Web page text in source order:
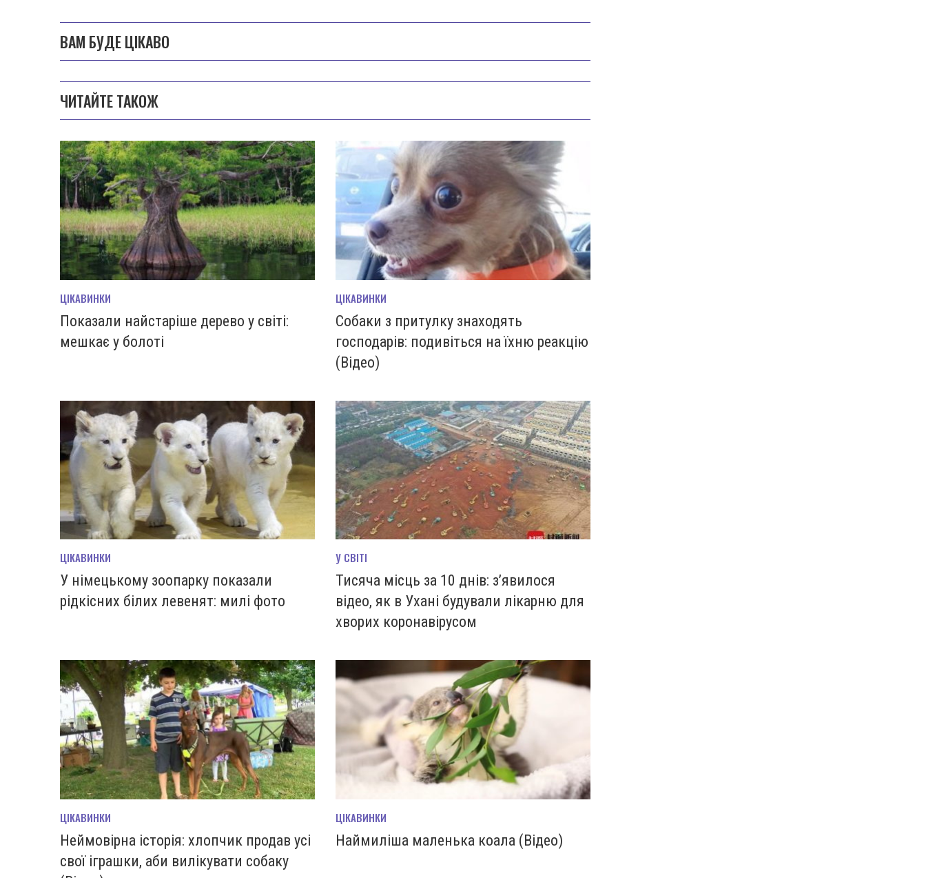
ВАМ БУДЕ ЦІКАВО
ЧИТАЙТЕ ТАКОЖ
ЦІКАВИНКИ
Показали найстаріше дерево у світі:
мешкає у болоті
ЦІКАВИНКИ
Собаки з притулку знаходять
господарів: подивіться на їхню реакцію
(Відео)
ЦІКАВИНКИ
У німецькому зоопарку показали
рідкісних білих левенят: милі фото
У СВІТІ
Тисяча місць за 10 днів: з’явилося
відео, як в Ухані будували лікарню для
хворих коронавірусом
ЦІКАВИНКИ
Неймовірна історія: хлопчик продав усі
свої іграшки, аби вилікувати собаку
ЦІКАВИНКИ
Наймиліша маленька коала (Відео)